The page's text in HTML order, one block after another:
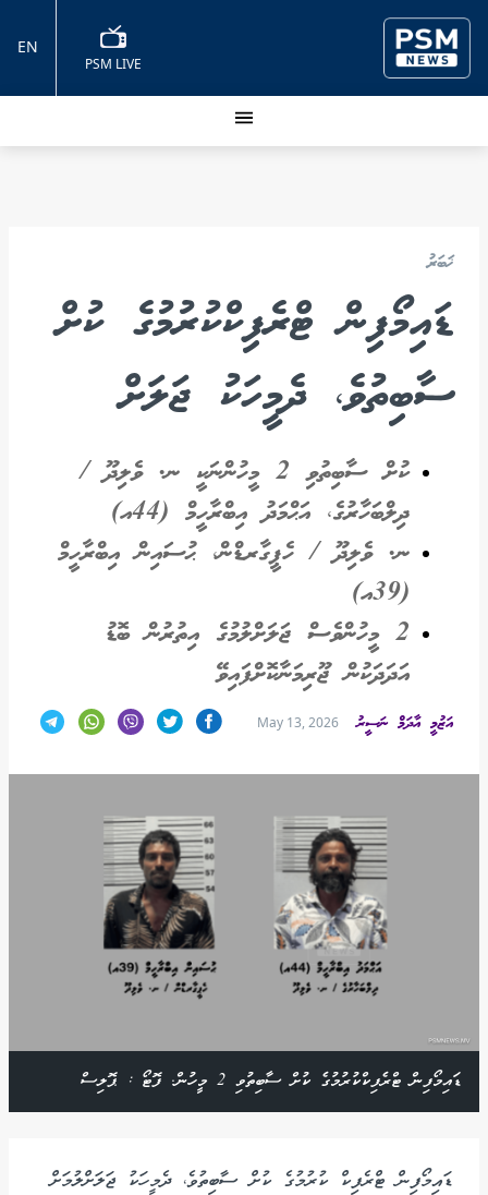
PSM LIVE
EN
ޚަބަރު
ޑައިމޯފިން ޓްރެފިކްކުރުމުގެ ކުށް
ސާބިތުވެ، ދެމީހަކު ޖަލަށް
ކުށް ސާބިތުވި 2 މީހުންނަކީ ނ. ވެލިދޫ /
ދިލްބަހާރުގެ، އަޙްމަދު އިބްރާހީމް (44އ)
ނ. ވެލިދޫ / ހެޕީގާރޑްން، ޙުސައިން އިބްރާހީމް
(39އ)
2 މީހުންވެސް ޖަލަށްލުމުގެ އިތުރުން ބޮޑު
އަދަދަކުން ޖޫރިމަނާކޮށްފައިވޭ
އަޒުމީ އާދަމް ނަސީރު May 13, 2026
ޑައިމޯފިން ޓްރެފިކްކުރުމުގެ ކުށް ސާބިތުވި 2 މީހުން. ފޮޓޯ : ޕޮލިސް
ޑައިމޯފިން ޓްރެފިކް ކުރުމުގެ ކުށް ސާބިތުވެ، ދެމީހަކު ޖަލަށްލުމަށް